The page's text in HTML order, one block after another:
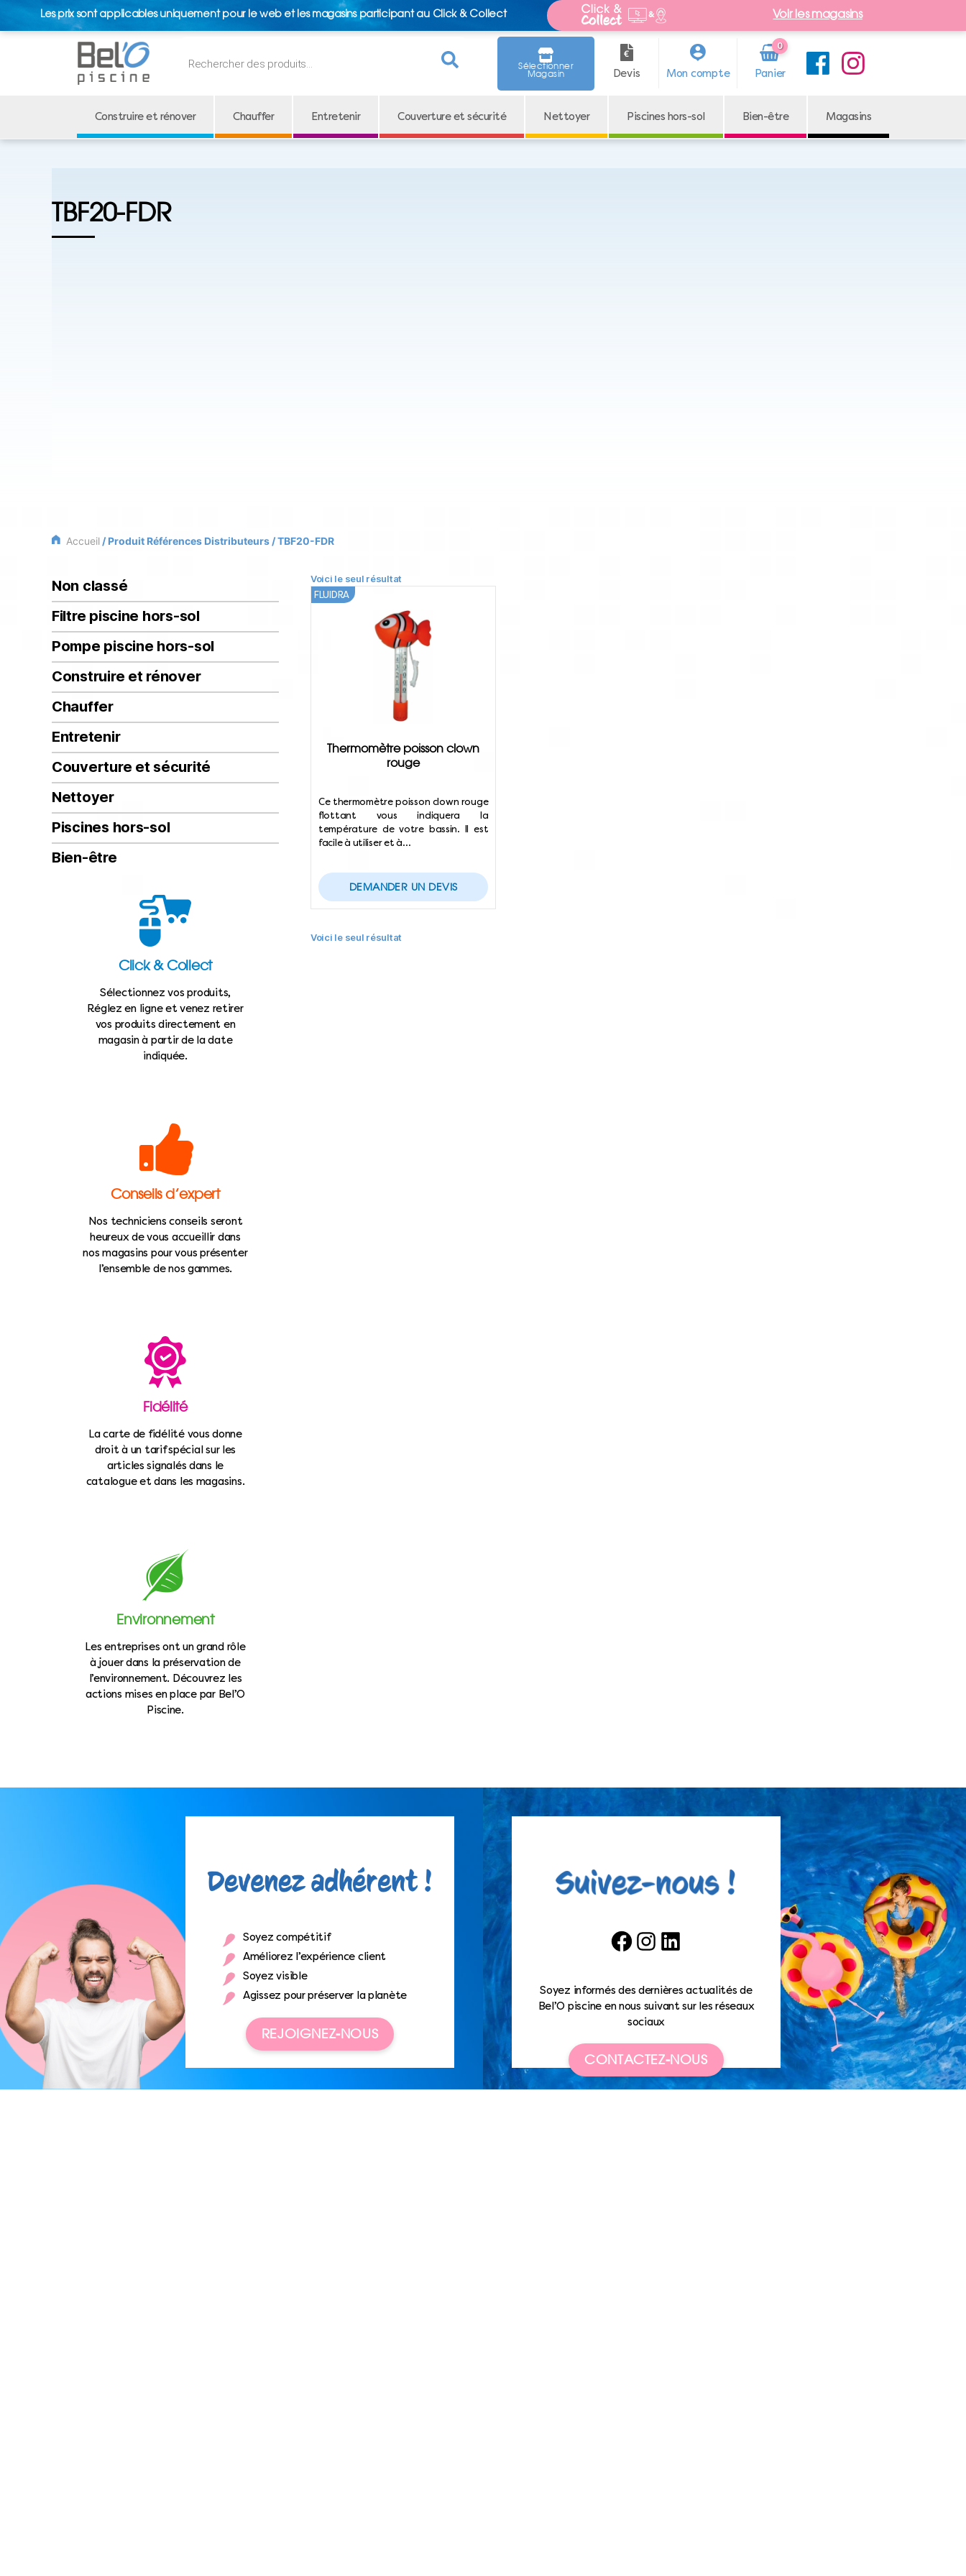
Les prix sont applicables uniquement pour le web et les magasins participant au Click & Collect Voir les magasins
de
Sélectionner
Magasin Devis Mon compte
0
Arti
cle
Construire et rénover Chauffer Entretenir Couverture et sécurité Nettoyer Piscines hors-sol Bien-être Magasins
TBF20-FDR
Accueil / Produit Références Distributeurs / TBF20-FDR
Voici le seul résultat
Thermomètre poisson clown
rouge
FLUIDRA
Ce thermomètre poisson clown rouge
flottant vous indiquera la
température de votre bassin. Il est
facile à utiliser et à…
DEMANDER UN DEVIS
Voici le seul résultat
Non classé
Filtre piscine hors-sol
Pompe piscine hors-sol
Construire et rénover
Chauffer
Entretenir
Couverture et sécurité
Nettoyer
Piscines hors-sol
Bien-être
Click & Collect
Sélectionnez vos produits,
Réglez en ligne et venez retirer
vos produits directement en
magasin à partir de la date
indiquée.
Conseils d’expert
Nos techniciens conseils seront
heureux de vous accueillir dans
nos magasins pour vous présenter
l’ensemble de nos gammes.
Fidélité
La carte de fidélité vous donne
droit à un tarif spécial sur les
articles signalés dans le
catalogue et dans les magasins.
Environnement
Les entreprises ont un grand rôle
à jouer dans la préservation de
l’environnement. Découvrez les
actions mises en place par Bel’O
Piscine.
Soyez compétitif
Améliorez l’expérience client
Soyez visible
Agissez pour préserver la planète
REJOIGNEZ-NOUS
FacebookInstagramLinkedIn
Soyez informés des dernières actualités de
Bel’O piscine en nous suivant sur les réseaux
sociaux
CONTACTEZ-NOUS